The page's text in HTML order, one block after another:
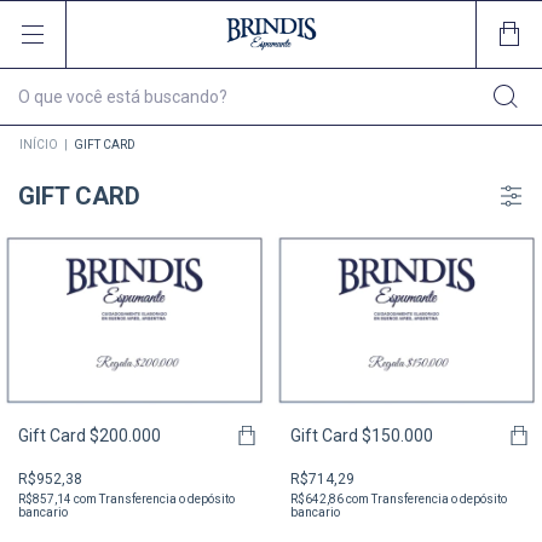
INÍCIO GIFT CARD
GIFT CARD
Gift Card $200.000
R$952,38
R$857,14 com
Transferencia o depósito
bancario
Gift Card $150.000
R$714,29
R$642,86com
Transferencia o depósito
bancario